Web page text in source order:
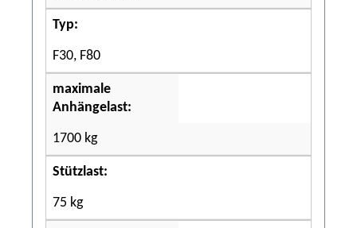
Typ:
F30, F80
maximale
Anhängelast:
1700 kg
Stützlast:
75 kg